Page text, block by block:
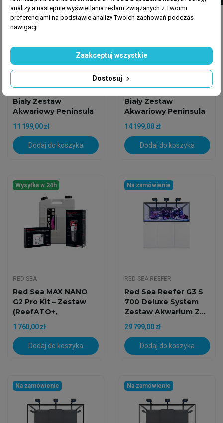
Biały Zestaw
Akwariowy Peninsula
11 199,00 zł
Dodaj do koszyka
NEPTUNIAN CUBE EUROPE
Biały Zestaw
Akwariowy Peninsula
14 199,00 zł
Dodaj do koszyka
Wysyłka w 24h
RED SEA
Red Sea MAX NANO
G2 Pro Kit – Zestaw
(ReefATO+,
NanoMat,...
1 760,00 zł
Dodaj do koszyka
Na zamówienie
RED SEA REEFER
Red Sea Reefer G3 S
700 Deluxe System
Zestaw Akwarium Z...
29 799,00 zł
Dodaj do koszyka
Na zamówienie Na zamówienie
analizy a nastepnie wyświetlania reklam związanych z Twoimi
preferencjami na podstawie analizy Twoich zachowań podczas
nawigacji.
Dostosuj
Zaakceptuj wszystkie